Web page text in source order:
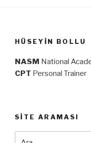
HÜSEYIN BOLLU
NASM National
CPT Personal Trainer
SITE ARAMASI